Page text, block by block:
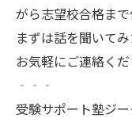
がら志望校合格まで
まずは話を聞いて
お気軽にご連絡くだ
‐‐‐
受験サポート塾ジ